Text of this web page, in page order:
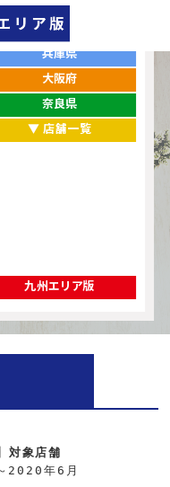
お店をエリアから探す
兵庫県
大阪府
奈良県
▼ 店舗一覧
九州エリア版
対象店舗
年6月